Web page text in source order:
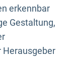
erkennbar
Gestaltung,